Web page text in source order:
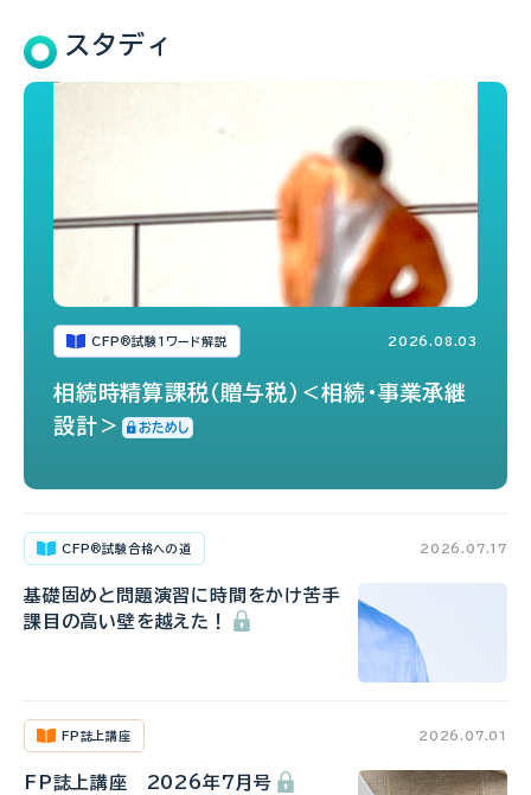
スタディ
CFP ®試験１ワード解説 2026.08.03
相続時精算課税（贈与税）＜相続・事業承継
設計＞
CFP ®試験合格への道 2026.07.17
基礎固めと問題演習に時間をかけ苦手
課目の高い壁を越えた！
FP誌上講座 2026.07.01
FP誌上講座 2026年7月号